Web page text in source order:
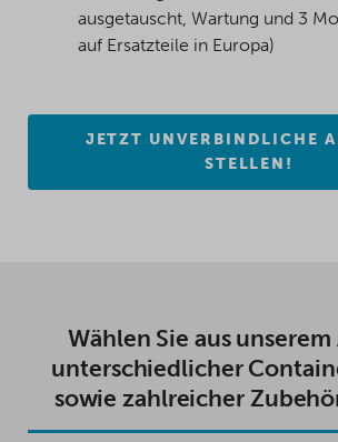
ausgetauscht, Wartung und 3
auf Ersatzteile in Europa)
JETZT UNVERBINDLICHE
STELLEN!
Wählen Sie aus
unterschiedlicher
sowie zahlreicher